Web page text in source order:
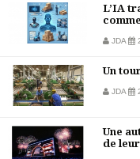
L’IA
JDA
Un
JDA
Une
de